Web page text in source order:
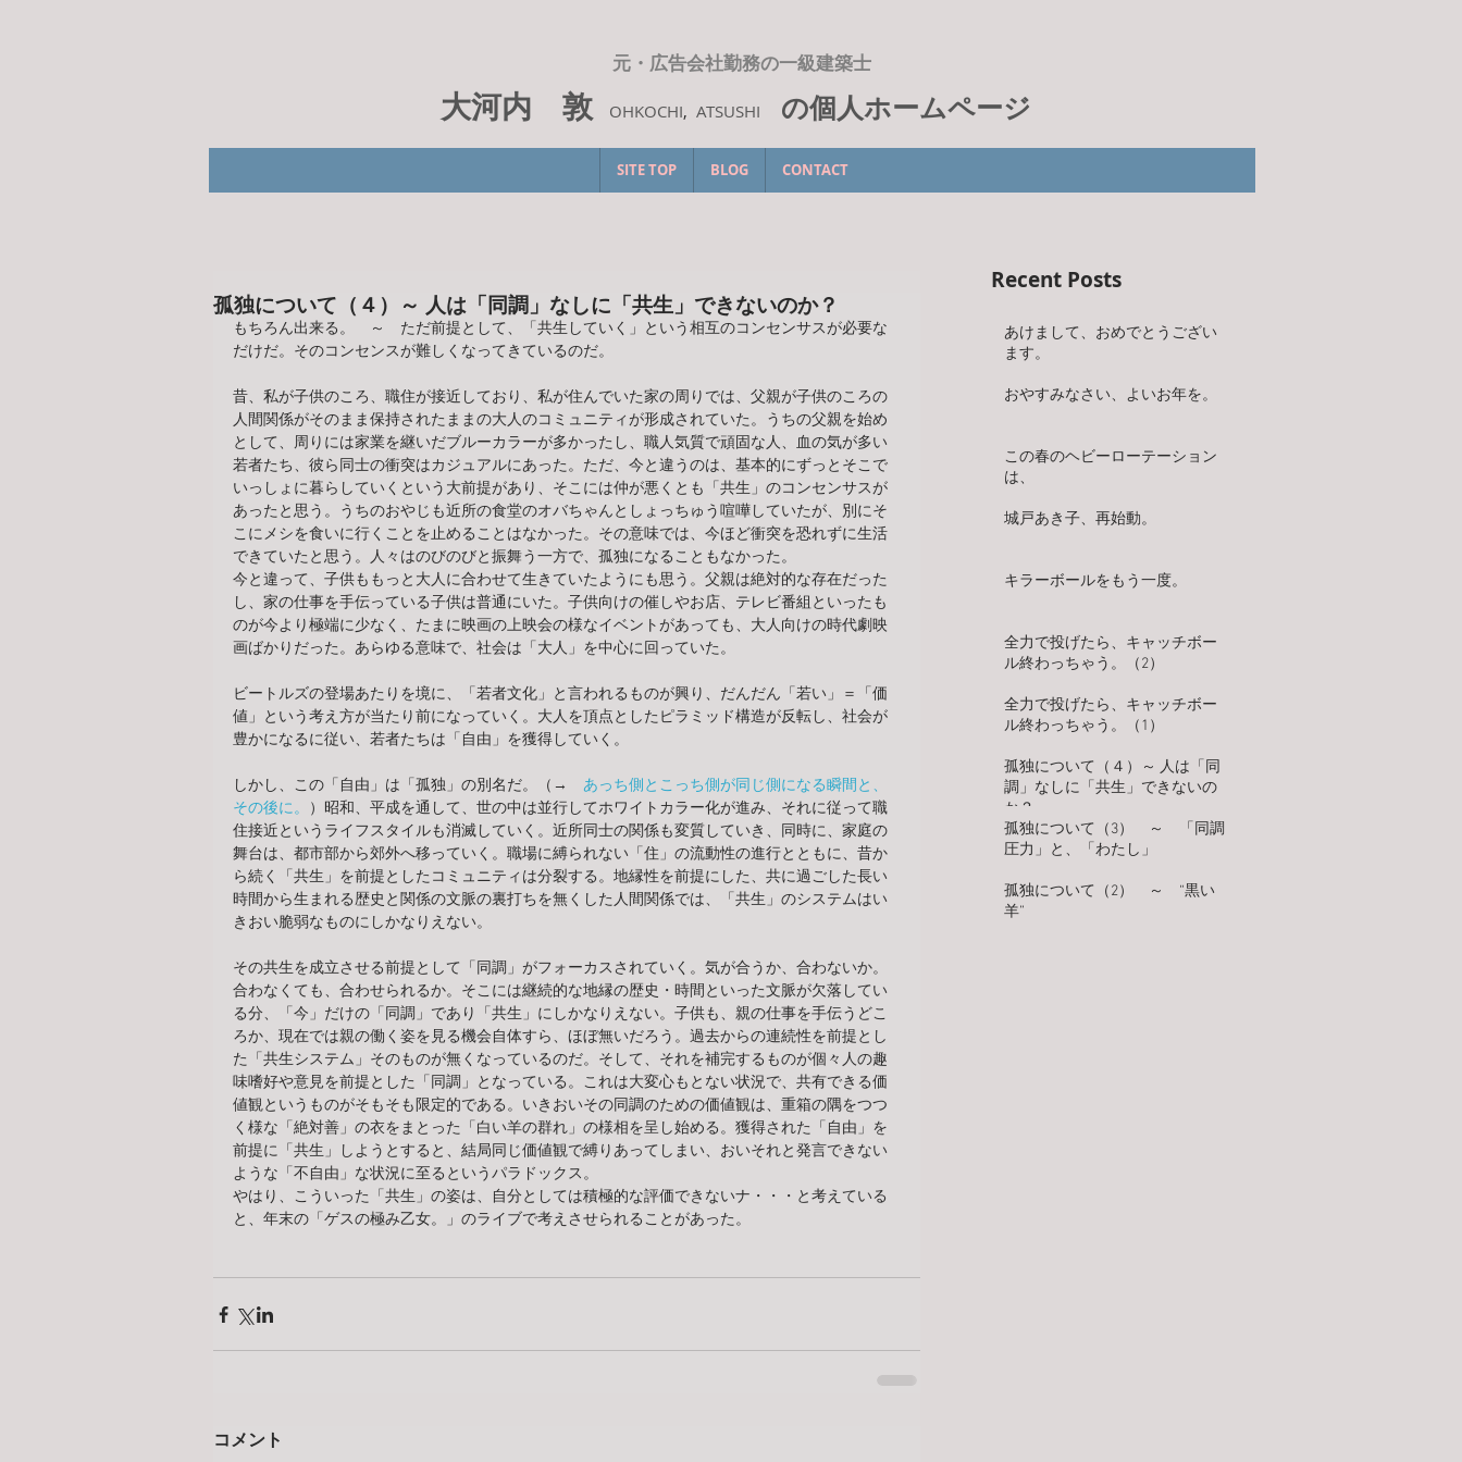
元・広告会社勤務の一級建築士
大河内 敦 OHKOCHI, ATSUSHI の個人ホームページ
孤独について（４）～ 人は「同調」なしに「共生」できないのか？
もちろん出来る。　～　ただ前提として、「共生していく」という相互のコンセンサスが必要な
だけだ。そのコンセンスが難しくなってきているのだ。
昔、私が子供のころ、職住が接近しており、私が住んでいた家の周りでは、父親が子供のころの
人間関係がそのまま保持されたままの大人のコミュニティが形成されていた。うちの父親を始め
として、周りには家業を継いだブルーカラーが多かったし、職人気質で頑固な人、血の気が多い
若者たち、彼ら同士の衝突はカジュアルにあった。ただ、今と違うのは、基本的にずっとそこで
いっしょに暮らしていくという大前提があり、そこには仲が悪くとも「共生」のコンセンサスが
あったと思う。うちのおやじも近所の食堂のオバちゃんとしょっちゅう喧嘩していたが、別にそ
こにメシを食いに行くことを止めることはなかった。その意味では、今ほど衝突を恐れずに生活
できていたと思う。人々はのびのびと振舞う一方で、孤独になることもなかった。
今と違って、子供ももっと大人に合わせて生きていたようにも思う。父親は絶対的な存在だった
し、家の仕事を手伝っている子供は普通にいた。子供向けの催しやお店、テレビ番組といったも
のが今より極端に少なく、たまに映画の上映会の様なイベントがあっても、大人向けの時代劇映
画ばかりだった。あらゆる意味で、社会は「大人」を中心に回っていた。
ビートルズの登場あたりを境に、「若者文化」と言われるものが興り、だんだん「若い」＝「価
値」という考え方が当たり前になっていく。大人を頂点としたピラミッド構造が反転し、社会が
豊かになるに従い、若者たちは「自由」を獲得していく。
しかし、この「自由」は「孤独」の別名だ。（→ あっち側とこっち側が同じ側になる瞬間と、
その後に。
）昭和、平成を通して、世の中は並行してホワイトカラー化が進み、それに従って職
住接近というライフスタイルも消滅していく。近所同士の関係も変質していき、同時に、家庭の
舞台は、都市部から郊外へ移っていく。職場に縛られない「住」の流動性の進行とともに、昔か
ら続く「共生」を前提としたコミュニティは分裂する。地縁性を前提にした、共に過ごした長い
時間から生まれる歴史と関係の文脈の裏打ちを無くした人間関係では、「共生」のシステムはい
きおい脆弱なものにしかなりえない。
その共生を成立させる前提として「同調」がフォーカスされていく。気が合うか、合わないか。
合わなくても、合わせられるか。そこには継続的な地縁の歴史・時間といった文脈が欠落してい
る分、「今」だけの「同調」であり「共生」にしかなりえない。子供も、親の仕事を手伝うどこ
ろか、現在では親の働く姿を見る機会自体すら、ほぼ無いだろう。過去からの連続性を前提とし
た「共生システム」そのものが無くなっているのだ。そして、それを補完するものが個々人の趣
味嗜好や意見を前提とした「同調」となっている。これは大変心もとない状況で、共有できる価
値観というものがそもそも限定的である。いきおいその同調のための価値観は、重箱の隅をつつ
く様な「絶対善」の衣をまとった「白い羊の群れ」の様相を呈し始める。獲得された「自由」を
前提に「共生」しようとすると、結局同じ価値観で縛りあってしまい、おいそれと発言できない
ような「不自由」な状況に至るというパラドックス。
やはり、こういった「共生」の姿は、自分としては積極的な評価できないナ・・・と考えている
と、年末の「ゲスの極み乙女。」のライブで考えさせられることがあった。
コメント
Recent Posts
あけまして、おめでとうござい
ます。
おやすみなさい、よいお年を。
この春のヘビーローテーション
は、
城戸あき子、再始動。
キラーボールをもう一度。
全力で投げたら、キャッチボー
ル終わっちゃう。（2）
全力で投げたら、キャッチボー
ル終わっちゃう。（1）
孤独について（４）～ 人は「同
調」なしに「共生」できないの
か？
孤独について（3） ～ 「同調
圧力」と、「わたし」
孤独について（2） ～ “黒い
羊”
SITE TOP BLOG CONTACT